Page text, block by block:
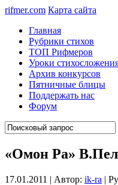
rifmer.com Карта сайта
Главная
Рубрики стихов
ТОП Рифмеров
Уроки
Архив конкурсов
Пятничные блицы
Поддержать нас
Форум
«Омон Ра»
17.01.2011 | Автор: ik-ra |